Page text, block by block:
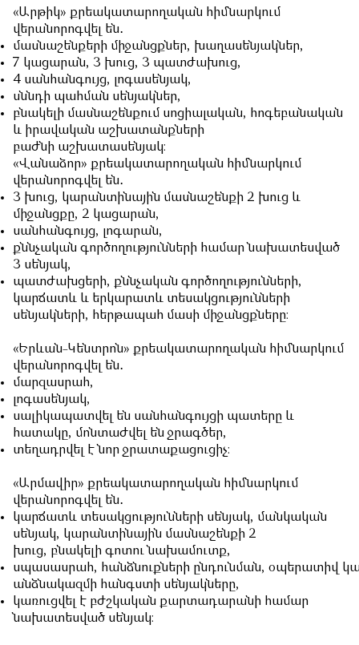
«Արթիկ» քրեակատարողական հիմնարկում
վերանորոգվել են․
մասնաշենքերի միջանցքներ, խաղասենյակներ,
7 կացարան, 3 խուց, 3 պատժախուց,
4 սանհանգույց, լոգասենյակ,
սննդի պահման սենյակներ,
բնակելի մասնաշենքում սոցիալական, հոգեբանական
և իրավական աշխատանքների
բաժնի աշխատասենյակ։
«Վանաձոր» քրեակատարողական հիմնարկում
վերանորոգվել են․
3 խուց, կարանտինային մասնաշենքի 2 խուց և
միջանցքը, 2 կացարան,
սանհանգույց, լոգարան,
քննչական գործողությունների համար նախատեսված
3 սենյակ,
պատժախցերի, քննչական գործողությունների,
կարճատև և երկարատև տեսակցությունների
սենյակների, հերթապահ մասի միջանցքները։
«Երևան-Կենտրոն» քրեակատարողական հիմնարկում
վերանորոգվել են․
մարզասրահ,
լոգասենյակ,
սալիկապատվել են սանհանգույցի պատերը և
հատակը, մոնտաժվել են ջրագծեր,
տեղադրվել է նոր ջրատաքացուցիչ։
«Արմավիր» քրեակատարողական հիմնարկում
վերանորոգվել են․
կարճատև տեսակցությունների սենյակ, մանկական
սենյակ, կարանտինային մասնաշենքի 2
խուց, բնակելի գոտու նախամուտք,
սպասասրահ, հանձնուքների ընդունման, օպերատիվ
անձնակազմի հանգստի սենյակները,
կառուցվել է բժշկական քարտադարանի համար
նախատեսված սենյակ։